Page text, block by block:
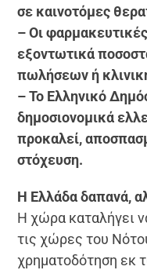
σε καινοτόμες
– Οι
εξοντωτικά
πωλήσεων ή
– Το Ελληνικό
δημοσιονομικά
προκαλεί,
στόχευση.
Η Ελλάδα δαπανά,
Η χώρα καταλήγει
τις χώρες του
χρηματοδότηση εκ